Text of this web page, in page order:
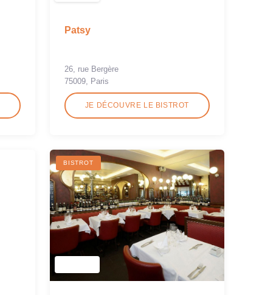
Patsy
26, rue Bergère
75009, Paris
JE DÉCOUVRE LE BISTROT
BISTROT